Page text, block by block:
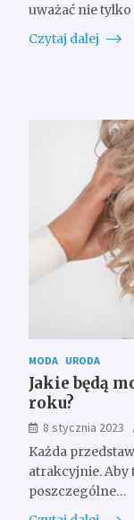
uważać nie
Czytaj dalej
MODA URODA
Jakie będą
roku?
8 stycznia 2023
Każda
atrakcyjnie. Aby
poszczególne…